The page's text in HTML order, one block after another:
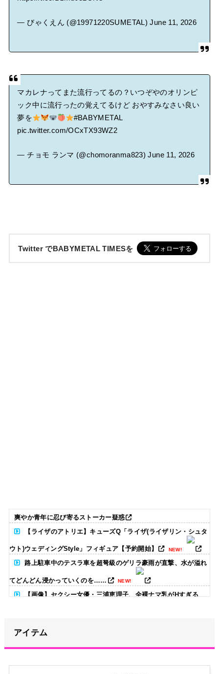
— びゃくえん (@19971220SUMETAL)June 11, 2026
マカレナってまた流行ってるの？いつぞやのオリンピ
ック中に流行ったの覚えてるけど おやすみなさい良い
夢を
#BABYMETAL
pic.twitter.com/OCxTX93WZ2
— チョモ ランマ (@chomoranma823)June 11, 2026
Twitter でBABYMETAL TIMESを
爽やか青年に忍び寄るストーカー疑惑
【ライザのアトリエ】キューズQ「ライザ(ライザリン・シュタ
ウト)ウェディングStyle」フィギュア【予約開始】 NEW!
路上駐車中のテスラ車を超弩級のゲリラ豪雨が直撃、水が溢れ
てどんどん浸かっていくのを…… NEW!
【画像】セクシー女優・三浦恵理子、全裸ナマ乳がHすぎる
【元NMB48】安部若菜、卒業して早くもお酒解禁
アイテム